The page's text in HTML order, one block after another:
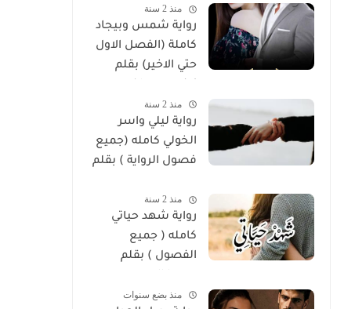
منذ 2 سنة
رواية شمس وبيجاد
كاملة (الفصل الاول
حتي الاخير) بقلم
منذ 2 سنة
رواية ليلي واسر
الخولي كامله (جميع
فصول الرواية ) بقلم
منذ 2 سنة
رواية شهد حياتي
كامله ( جميع
الفصول ) بقلم
منذ بضع سنوات